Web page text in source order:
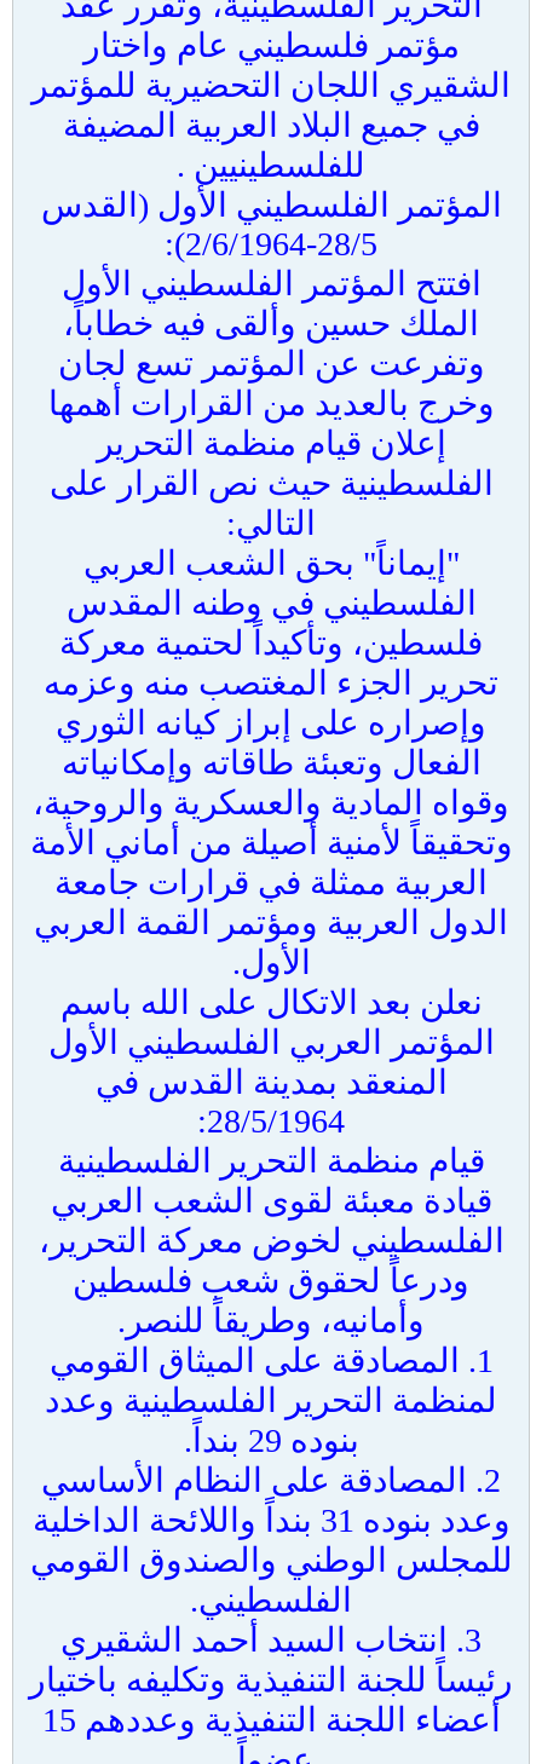
مؤتمر فلسطيني عام واختار
الشقيري اللجان التحضيرية للمؤتمر
في جميع البلاد العربية المضيفة
للفلسطينيين .
المؤتمر الفلسطيني الأول (القدس
28/5-2/6/1964):
افتتح المؤتمر الفلسطيني الأول
الملك حسين وألقى فيه خطاباً،
وتفرعت عن المؤتمر تسع لجان
وخرج بالعديد من القرارات أهمها
إعلان قيام منظمة التحرير
الفلسطينية حيث نص القرار على
التالي:
"إيماناً" بحق الشعب العربي
الفلسطيني في وطنه المقدس
فلسطين، وتأكيداً لحتمية معركة
تحرير الجزء المغتصب منه وعزمه
وإصراره على إبراز كيانه الثوري
الفعال وتعبئة طاقاته وإمكانياته
وقواه المادية والعسكرية والروحية،
وتحقيقاً لأمنية أصيلة من أماني الأمة
العربية ممثلة في قرارات جامعة
الدول العربية ومؤتمر القمة العربي
الأول.
نعلن بعد الاتكال على الله باسم
المؤتمر العربي الفلسطيني الأول
المنعقد بمدينة القدس في
28/5/1964:
قيام منظمة التحرير الفلسطينية
قيادة معبئة لقوى الشعب العربي
الفلسطيني لخوض معركة التحرير،
ودرعاً لحقوق شعب فلسطين
وأمانيه، وطريقاً للنصر.
1. المصادقة على الميثاق القومي
لمنظمة التحرير الفلسطينية وعدد
بنوده 29 بنداً.
2. المصادقة على النظام الأساسي
وعدد بنوده 31 بنداً واللائحة الداخلية
للمجلس الوطني والصندوق القومي
الفلسطيني.
3. انتخاب السيد أحمد الشقيري
رئيساً للجنة التنفيذية وتكليفه باختيار
أعضاء اللجنة التنفيذية وعددهم 15